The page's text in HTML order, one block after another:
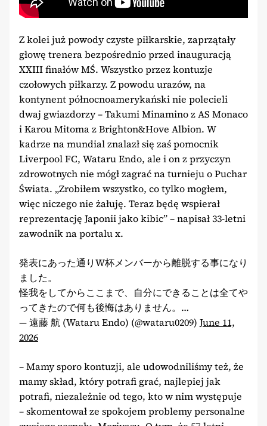
Z kolei już powody czyste piłkarskie, zaprzątały
głowę trenera bezpośrednio przed inauguracją
XXIII finałów MŚ. Wszystko przez kontuzje
czołowych piłkarzy. Z powodu urazów, na
kontynent północnoamerykański nie polecieli
dwaj gwiazdorzy – Takumi Minamino z AS Monaco
i Karou Mitoma z Brighton&Hove Albion. W
kadrze na mundial znalazł się zaś pomocnik
Liverpool FC, Wataru Endo, ale i on z przyczyn
zdrowotnych nie mógł zagrać na turnieju o Puchar
Świata. „Zrobiłem wszystko, co tylko mogłem,
więc niczego nie żałuję. Teraz będę wspierał
reprezentację Japonii jako kibic” – napisał 33-letni
zawodnik na portalu x.
発表にあった通りW杯メンバーから離脱する事になり
ました。
怪我をしてからここまで、自分にできることは全てや
ってきたので何も後悔はありません。…
— 遠藤 航 (Wataru Endo) (@wataru0209) June 11,
2026
– Mamy sporo kontuzji, ale udowodniliśmy też, że
mamy skład, który potrafi grać, najlepiej jak
potrafi, niezależnie od tego, kto w nim występuje
– skomentował ze spokojem problemy personalne